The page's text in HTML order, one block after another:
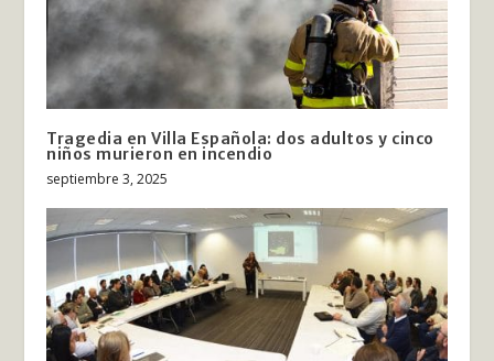
Tragedia en Villa Española: dos adultos y cinco
niños murieron en incendio
septiembre 3, 2025